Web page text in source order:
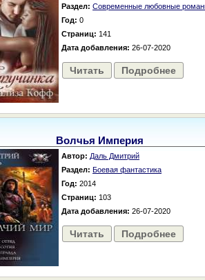
Раздел: Современные любовные
Год: 0
Страниц: 141
Дата добавления: 26-07-2020
Читать Подробнее
Волчья Империя
Автор: Даль Дмитрий
Раздел: Боевая фантастика
Год: 2014
Страниц: 103
Дата добавления: 26-07-2020
Читать Подробнее